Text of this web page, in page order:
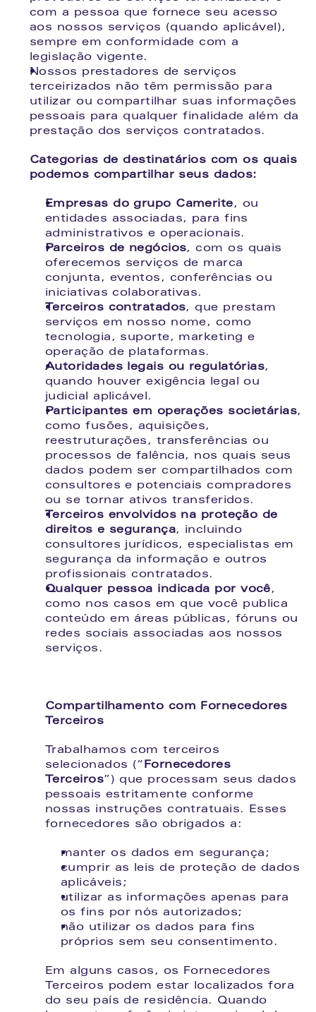
com a pessoa que fornece seu acesso
aos nossos serviços (quando aplicável),
sempre em conformidade com a
legislação vigente.
Nossos prestadores de serviços
terceirizados não têm permissão para
utilizar ou compartilhar suas informações
pessoais para qualquer finalidade além da
prestação dos serviços contratados.
Categorias de destinatários com os quais
podemos compartilhar seus dados:
Empresas do grupo Camerite, ou
entidades associadas, para fins
administrativos e operacionais.
Parceiros de negócios, com os quais
oferecemos serviços de marca
conjunta, eventos, conferências ou
iniciativas colaborativas.
Terceiros contratados, que prestam
serviços em nosso nome, como
tecnologia, suporte, marketing e
operação de plataformas.
Autoridades legais ou regulatórias,
quando houver exigência legal ou
judicial aplicável.
Participantes em operações societárias,
como fusões, aquisições,
reestruturações, transferências ou
processos de falência, nos quais seus
dados podem ser compartilhados com
consultores e potenciais compradores
ou se tornar ativos transferidos.
Terceiros envolvidos na proteção de
direitos e segurança, incluindo
consultores jurídicos, especialistas em
segurança da informação e outros
profissionais contratados.
Qualquer pessoa indicada por você,
como nos casos em que você publica
conteúdo em áreas públicas, fóruns ou
redes sociais associadas aos nossos
serviços.
Compartilhamento com Fornecedores
Terceiros
Trabalhamos com terceiros
selecionados (“ Fornecedores
Terceiros”) que processam seus dados
pessoais estritamente conforme
nossas instruções contratuais. Esses
fornecedores são obrigados a:
manter os dados em segurança;
cumprir as leis de proteção de dados
aplicáveis;
utilizar as informações apenas para
os fins por nós autorizados;
não utilizar os dados para fins
próprios sem seu consentimento.
Em alguns casos, os Fornecedores
Terceiros podem estar localizados fora
do seu país de residência. Quando